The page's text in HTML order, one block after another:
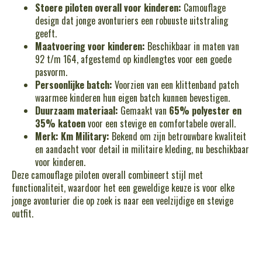
Stoere piloten overall voor kinderen: Camouflage
design dat jonge avonturiers een robuuste uitstraling
geeft.
Maatvoering voor kinderen: Beschikbaar in maten van
92 t/m 164, afgestemd op kindlengtes voor een goede
pasvorm.
Persoonlijke batch: Voorzien van een klittenband patch
waarmee kinderen hun eigen batch kunnen bevestigen.
Duurzaam materiaal: Gemaakt van 65% polyester en
35% katoenvoor een stevige en comfortabele overall.
Merk: Km Military: Bekend om zijn betrouwbare kwaliteit
en aandacht voor detail in militaire kleding, nu beschikbaar
voor kinderen.
Deze camouflage piloten overall combineert stijl met
functionaliteit, waardoor het een geweldige keuze is voor elke
jonge avonturier die op zoek is naar een veelzijdige en stevige
outfit.